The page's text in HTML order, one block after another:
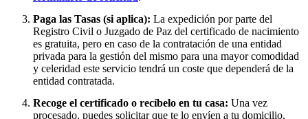
Paga las Tasas (si aplica): La expedición por parte del
Registro Civil o Juzgado de Paz del certificado de nacimiento
es gratuita, pero en caso de la contratación de una entidad
privada para la gestión del mismo para una mayor comodidad
y celeridad este servicio tendrá un coste que dependerá de la
entidad contratada.
Recoge el certificado o recíbelo en tu casa: Una vez
procesado, puedes solicitar que te lo envíen a tu domicilio,